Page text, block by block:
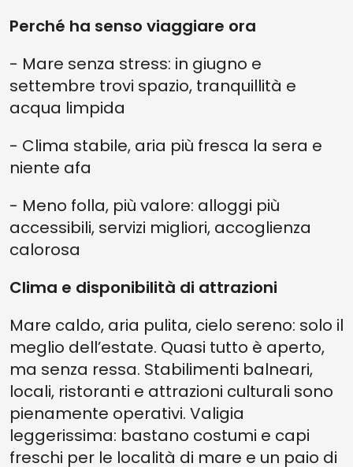
Perché ha senso viaggiare ora
- Mare senza stress: in giugno e
settembre trovi spazio, tranquillità e
acqua limpida
- Clima stabile, aria più fresca la sera e
niente afa
- Meno folla, più valore: alloggi più
accessibili, servizi migliori, accoglienza
calorosa
Clima e disponibilità di attrazioni
Mare caldo, aria pulita, cielo sereno: solo il
meglio dell’estate. Quasi tutto è aperto,
ma senza ressa. Stabilimenti balneari,
locali, ristoranti e attrazioni culturali sono
pienamente operativi. Valigia
leggerissima: bastano costumi e capi
freschi per le località di mare e un paio di